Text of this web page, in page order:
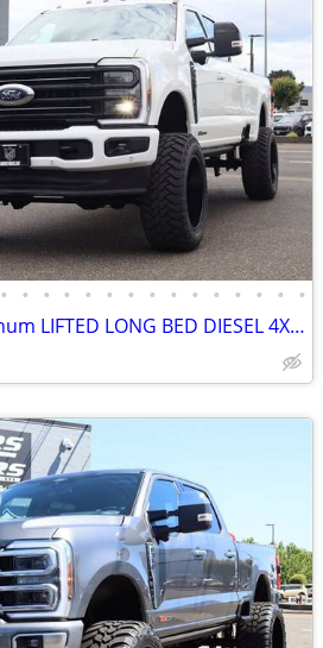
• • • • • • • • • • • • • • •
2025 Ford F-350 Platinum LIFTED LONG BED DIESEL 4X4 LOADED